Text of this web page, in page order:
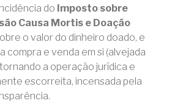
do Imposto sobre
Causa Mortis e Doação
o valor do dinheiro doado, e
compra e venda em si (alvejada
a operação jurídica e
escorreita, incensada pela